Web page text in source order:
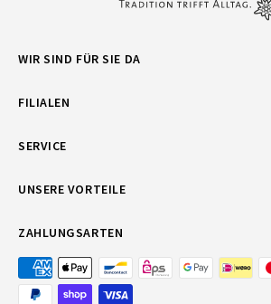
WIR SIND FÜR SIE DA
FILIALEN
SERVICE
UNSERE VORTEILE
ZAHLUNGSARTEN